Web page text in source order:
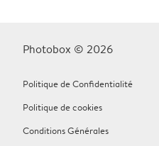
Photobox © 2026
Politique de Confidentialité
Politique de cookies
Conditions Générales